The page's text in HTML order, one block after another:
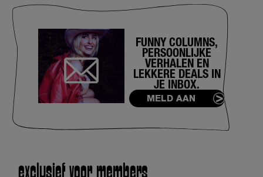
FUNNY COLUMNS,
PERSOONLIJKE
VERHALEN EN
LEKKERE DEALS IN
JE INBOX.
MELD AAN